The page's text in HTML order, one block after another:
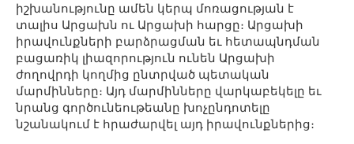
իշխանությունը ամեն կերպ մոռացության է
տալիս Արցախն ու Արցախի հարցը։ Արցախի
իրավունքների բարձրացման եւ հետապնդման
բացառիկ լիազորություն ունեն Արցախի
ժողովրդի կողմից ընտրված պետական
մարմինները։ Այդ մարմինները վարկաբեկելը եւ
նրանց գործունեութեանը խոչընդոտելը
նշանակում է հրաժարվել այդ իրավունքներից։